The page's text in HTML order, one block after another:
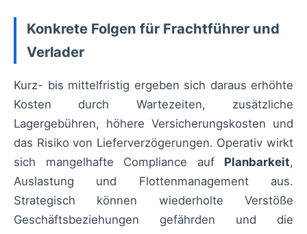
Konkrete Folgen für Frachtführer und
Verlader
Kurz- bis mittelfristig ergeben sich daraus erhöhte
Kosten durch Wartezeiten, zusätzliche
Lagergebühren, höhere Versicherungskosten und
das Risiko von Lieferverzögerungen. Operativ wirkt
sich mangelhafte Compliance auf Planbarkeit,
Auslastung und Flottenmanagement aus.
Strategisch können wiederholte Verstöße
Geschäftsbeziehungen gefährden und die